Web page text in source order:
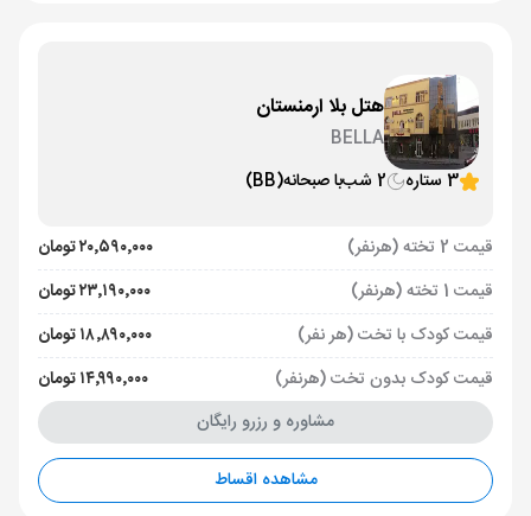
هتل بلا ارمنستان
BELLA
3 ستاره
2 شب با صبحانه(BB)
قیمت 2 تخته (هرنفر)
۲۰٬۵۹۰٬۰۰۰ تومان
قیمت 1 تخته (هرنفر)
۲۳٬۱۹۰٬۰۰۰ تومان
قیمت کودک با تخت (هر نفر)
۱۸٬۸۹۰٬۰۰۰ تومان
قیمت کودک بدون تخت (هرنفر)
۱۴٬۹۹۰٬۰۰۰ تومان
مشاوره و رزرو رایگان
مشاهده اقساط